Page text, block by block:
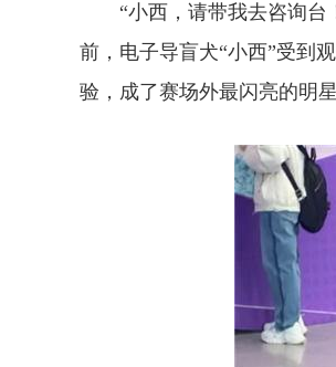
“小西，请带我去咨询台！
前，电子导盲犬“小西”受到
验，成了赛场外最闪亮的明星